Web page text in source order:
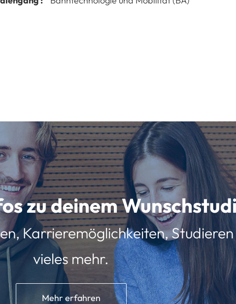
zu deinem
Karrieremöglichkeiten, Studieren
vieles mehr.
Mehr erfahren